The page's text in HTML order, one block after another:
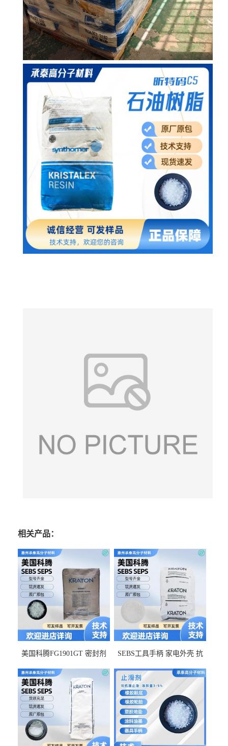
相关产品：
美国科腾FG1901GT 密封剂
佳 透明级
SEBS工具手柄 家电外壳 抗
耐候G1653VO